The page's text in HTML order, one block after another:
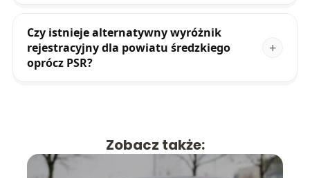
Czy istnieje alternatywny wyróżnik
rejestracyjny dla powiatu średzkiego
oprócz PSR?
Zobacz także: